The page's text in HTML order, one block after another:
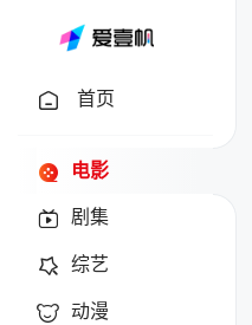
首页
电影
剧集
综艺
动漫